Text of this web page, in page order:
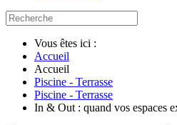
Vous êtes ici :
Accueil
Accueil
Piscine - Terrasse
Piscine - Terrasse
In & Out : quand vos espaces